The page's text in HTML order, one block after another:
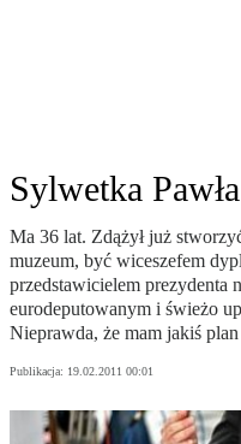
Sylwetka
Ma 36 lat. Zdążył już
muzeum, być wiceszefem
przedstawicielem prezydenta
eurodeputowanym i świeżo
Nieprawda, że mam jakiś
Publikacja: 19.02.2011 00:01